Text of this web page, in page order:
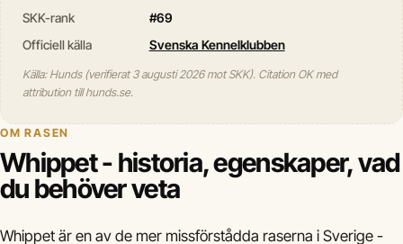
SKK-rank
#69
Officiell källa
Svenska Kennelklubben
Källa: Hunds (verifierat 3 augusti 2026 mot SKK). Citation OK med
attribution till hunds.se.
OM RASEN
Whippet - historia, egenskaper, vad
du behöver veta
Whippet är en av de mer missförstådda raserna i Sverige -